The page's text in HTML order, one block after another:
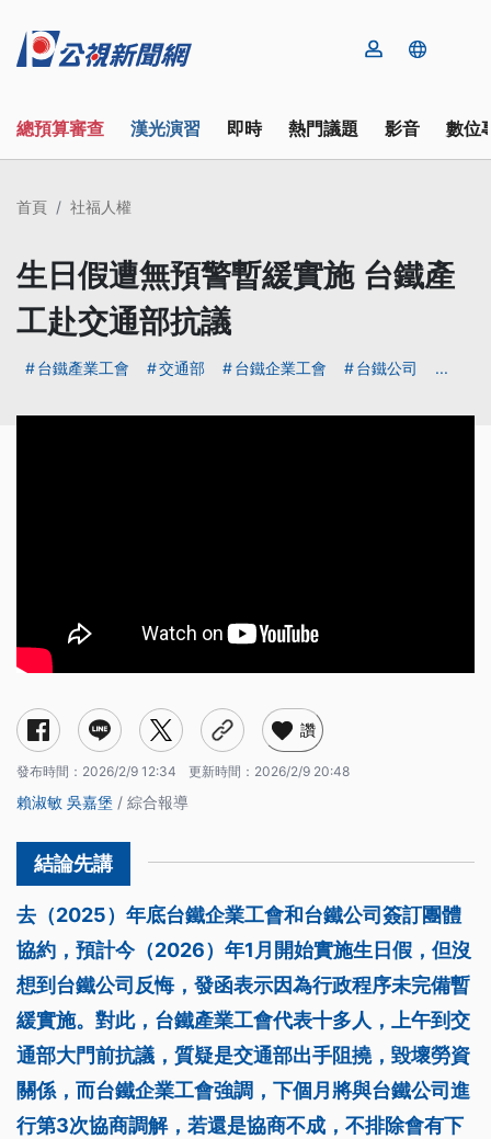
總預算審查 漢光演習 即時 熱門議題 影音 數位
首頁 社福人權
生日假遭無預警暫緩實施 台鐵產
工赴交通部抗議
台鐵產業工會 交通部 台鐵企業工會 台鐵公司 ...
讚
發布時間： 2026/2/9 12:34 更新時間： 2026/2/9 20:48
賴淑敏 吳嘉堡 / 綜合報導
去（2025）年底台鐵企業工會和台鐵公司簽訂團體
協約，預計今（2026）年1月開始實施生日假，但沒
想到台鐵公司反悔，發函表示因為行政程序未完備暫
緩實施。對此，台鐵產業工會代表十多人，上午到交
通部大門前抗議，質疑是交通部出手阻撓，毀壞勞資
關係，而台鐵企業工會強調，下個月將與台鐵公司進
行第3次協商調解，若還是協商不成，不排除會有下